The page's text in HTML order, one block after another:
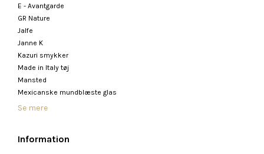
E - Avantgarde
GR Nature
Jalfe
Janne K
Kazuri smykker
Made in Italy tøj
Mansted
Mexicanske mundblæste glas
Se mere
Information